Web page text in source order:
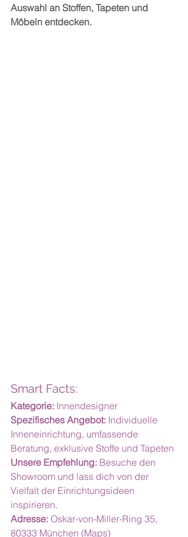
Auswahl an Stoffen, Tapeten und
Möbeln entdecken.
Smart Facts:
Kategorie: Innendesigner
Spezifisches Angebot: Individuelle
Inneneinrichtung, umfassende
Beratung, exklusive Stoffe und Tapeten
Unsere Empfehlung: Besuche den
Showroom und lass dich von der
Vielfalt der Einrichtungsideen
inspirieren.
Adresse: Oskar-von-Miller-Ring 35,
80333 München (Maps)